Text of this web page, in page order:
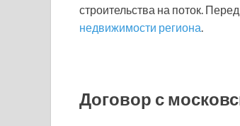
строительства на поток.
недвижимости региона.
Договор с